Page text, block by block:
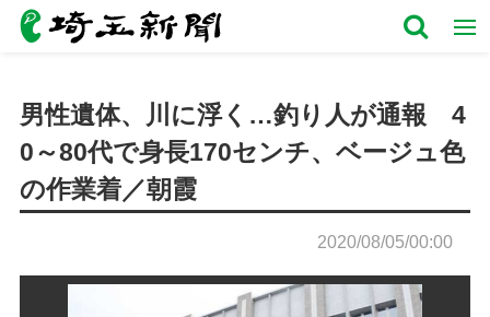
男性遺体、川に浮く…釣り人が通報 4
0～80代で身長170センチ、ベージュ色
の作業着／朝霞
2020/08/05/00:00